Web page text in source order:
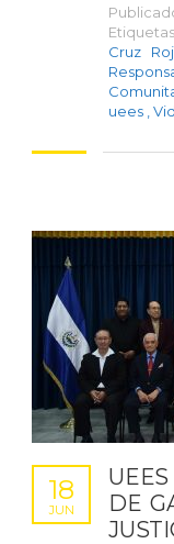
Cruz
uees
DE
18
JUN